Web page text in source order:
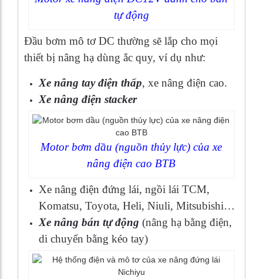
tự động
Đầu bơm mô tơ DC thường sẽ lắp cho mọi
thiết bị nâng hạ dùng ắc quy, ví dụ như:
Xe nâng tay điện thấp, xe nâng điện cao.
Xe nâng điện stacker
Motor bơm dầu (nguồn thủy lực) của xe
nâng điện cao BTB
Xe nâng điện đứng lái, ngồi lái TCM,
Komatsu, Toyota, Heli, Niuli, Mitsubishi…
Xe nâng bán tự động (nâng hạ bằng điện,
di chuyển bằng kéo tay)